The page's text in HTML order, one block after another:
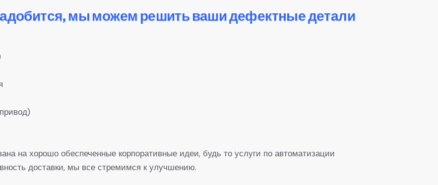
мы можем решить ваши дефектные детали
на хорошо обеспеченные корпоративные идеи, будь то услуги по автоматизации
доставки, мы все стремимся к улучшению.